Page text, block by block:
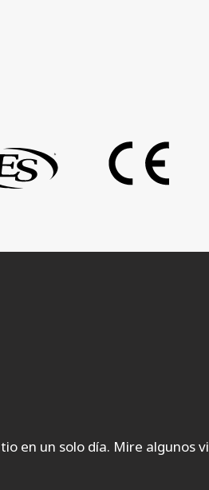
en un solo día. Mire